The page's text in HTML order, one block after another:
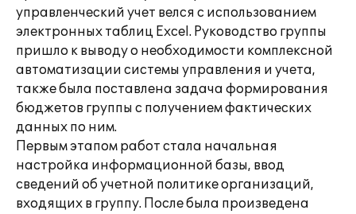
управленческий учет велся с использованием
электронных таблиц Excel. Руководство группы
пришло к выводу о необходимости комплексной
автоматизации системы управления и учета,
также была поставлена задача формирования
бюджетов группы с получением фактических
данных по ним.
Первым этапом работ стала начальная
настройка информационной базы, ввод
сведений об учетной политике организаций,
входящих в группу. После была произведена